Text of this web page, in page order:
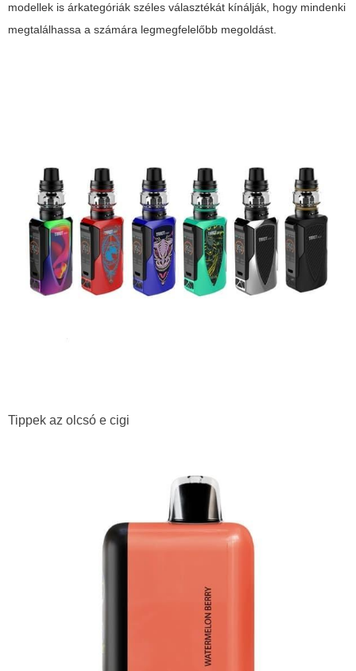
modellek is árkategóriák széles választékát kínálják, hogy mindenki
megtalálhassa a számára legmegfelelőbb megoldást.
Tippek az olcsó e cigi